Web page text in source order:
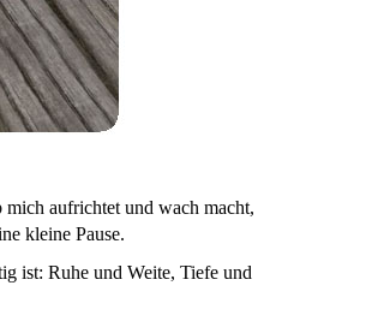
aufrichtet und wach macht,
kleine Pause.
ist: Ruhe und Weite, Tiefe und